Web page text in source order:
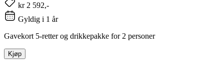
kr 2 592,-
Gyldig i 1 år
Gavekort 5-retter og drikkepakke for 2 personer
Kjøp